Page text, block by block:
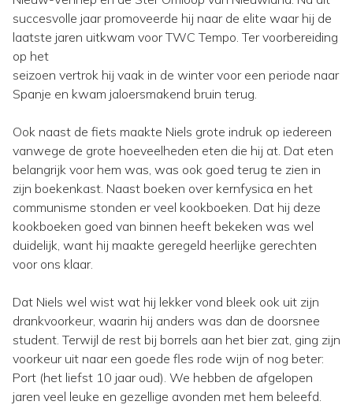
succesvolle jaar promoveerde hij naar de elite waar hij de
laatste jaren uitkwam voor TWC Tempo. Ter voorbereiding
op het
seizoen vertrok hij vaak in de winter voor een periode naar
Spanje en kwam jaloersmakend bruin terug.
Ook naast de fiets maakte Niels grote indruk op iedereen
vanwege de grote hoeveelheden eten die hij at. Dat eten
belangrijk voor hem was, was ook goed terug te zien in
zijn boekenkast. Naast boeken over kernfysica en het
communisme stonden er veel kookboeken. Dat hij deze
kookboeken goed van binnen heeft bekeken was wel
duidelijk, want hij maakte geregeld heerlijke gerechten
voor ons klaar.
Dat Niels wel wist wat hij lekker vond bleek ook uit zijn
drankvoorkeur, waarin hij anders was dan de doorsnee
student. Terwijl de rest bij borrels aan het bier zat, ging zijn
voorkeur uit naar een goede fles rode wijn of nog beter:
Port (het liefst 10 jaar oud). We hebben de afgelopen
jaren veel leuke en gezellige avonden met hem beleefd.